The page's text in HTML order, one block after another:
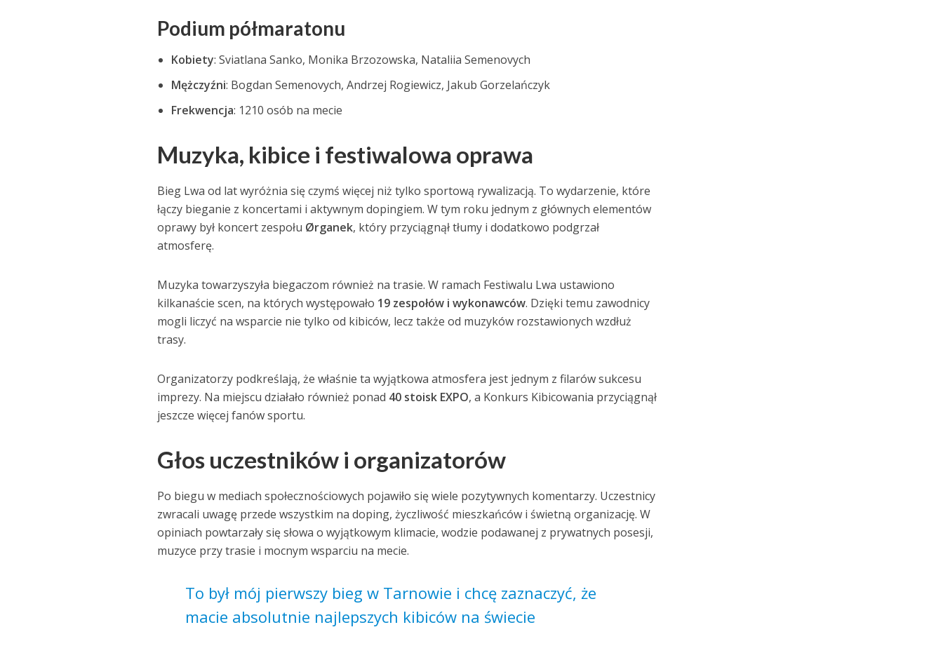
Podium półmaratonu
Kobiety: Sviatlana Sanko, Monika Brzozowska, Nataliia Semenovych
Mężczyźni: Bogdan Semenovych, Andrzej Rogiewicz, Jakub Gorzelańczyk
Frekwencja: 1210 osób na mecie
Muzyka, kibice i festiwalowa oprawa
Bieg Lwa od lat wyróżnia się czymś więcej niż tylko sportową rywalizacją. To wydarzenie, które
łączy bieganie z koncertami i aktywnym dopingiem. W tym roku jednym z głównych elementów
oprawy był koncert zespołu Ørganek, który przyciągnął tłumy i dodatkowo podgrzał
atmosferę.
Muzyka towarzyszyła biegaczom również na trasie. W ramach Festiwalu Lwa ustawiono
kilkanaście scen, na których występowało 19 zespołów i wykonawców. Dzięki temu zawodnicy
mogli liczyć na wsparcie nie tylko od kibiców, lecz także od muzyków rozstawionych wzdłuż
trasy.
Organizatorzy podkreślają, że właśnie ta wyjątkowa atmosfera jest jednym z filarów sukcesu
imprezy. Na miejscu działało również ponad 40 stoisk EXPO, a Konkurs Kibicowania przyciągnął
jeszcze więcej fanów sportu.
Głos uczestników i organizatorów
Po biegu w mediach społecznościowych pojawiło się wiele pozytywnych komentarzy. Uczestnicy
zwracali uwagę przede wszystkim na doping, życzliwość mieszkańców i świetną organizację. W
opiniach powtarzały się słowa o wyjątkowym klimacie, wodzie podawanej z prywatnych posesji,
muzyce przy trasie i mocnym wsparciu na mecie.
To był mój pierwszy bieg w Tarnowie i chcę zaznaczyć, że
macie absolutnie najlepszych kibiców na świecie